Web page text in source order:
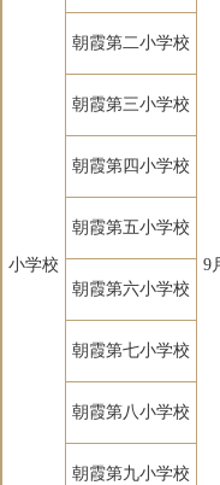
小学校 9
朝霞第二小学校
朝霞第三小学校
朝霞第四小学校
朝霞第五小学校
朝霞第六小学校
朝霞第七小学校
朝霞第八小学校
朝霞第九小学校